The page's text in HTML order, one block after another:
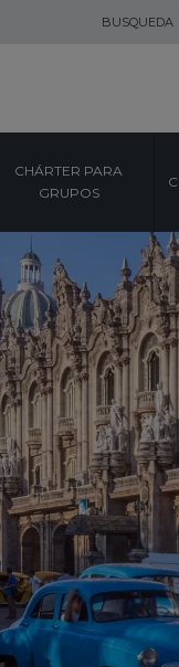
BUSQUEDA
CHÁRTER PARA
GRUPOS